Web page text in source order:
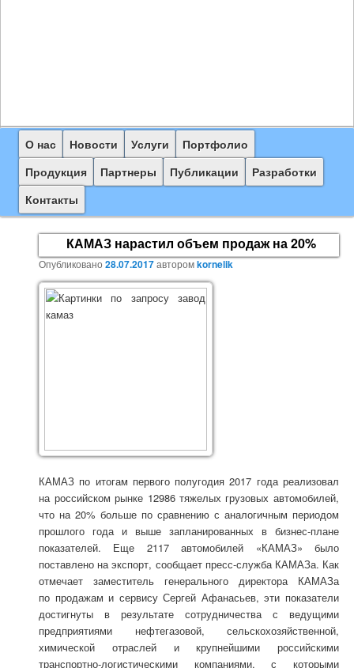
Главное
меню
Перейти
к
основному
содержимому
О нас Новости Услуги
Портфолио
Продукция
Партнеры Публикации
Разработки
Контакты
КАМАЗ нарастил объем продаж на 20%
Опубликовано28.07.2017авторомkornelik
КАМАЗ по итогам первого полугодия 2017 года реализовал
на российском рынке 12986 тяжелых грузовых автомобилей,
что на 20% больше по сравнению с аналогичным периодом
прошлого года и выше запланированных в бизнес-плане
показателей. Еще 2117 автомобилей «КАМАЗ» было
поставлено на экспорт, сообщает пресс-служба КАМАЗа. Как
отмечает заместитель генерального директора КАМАЗа
по продажам и сервису Сергей Афанасьев, эти показатели
достигнуты в результате сотрудничества с ведущими
предприятиями нефтегазовой, сельскохозяйственной,
химической отраслей и крупнейшими российскими
транспортно-логистическими компаниями, с которыми